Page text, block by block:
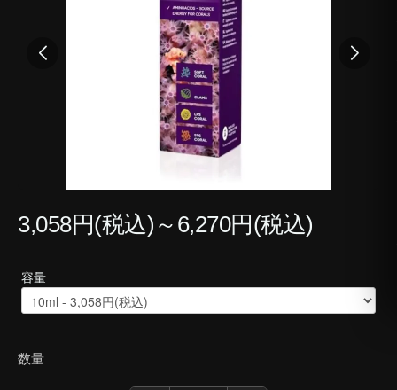
3,058円(税込)～6,270円(税込)
容量
数量